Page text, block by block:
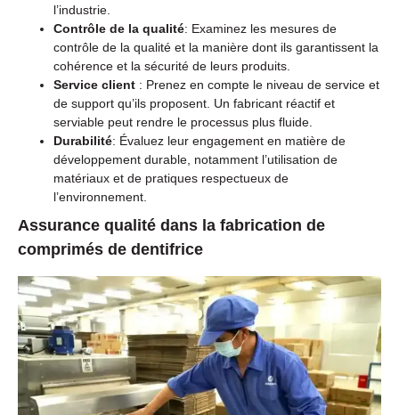
l’industrie.
Contrôle de la qualité: Examinez les mesures de
contrôle de la qualité et la manière dont ils garantissent la
cohérence et la sécurité de leurs produits.
Service client : Prenez en compte le niveau de service et
de support qu’ils proposent. Un fabricant réactif et
serviable peut rendre le processus plus fluide.
Durabilité: Évaluez leur engagement en matière de
développement durable, notamment l’utilisation de
matériaux et de pratiques respectueux de
l’environnement.
Assurance qualité dans la fabrication de
comprimés de dentifrice